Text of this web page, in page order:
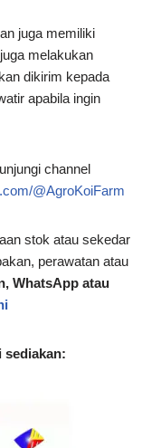
juga memiliki
melakukan
dikirim kepada
apabila ingin
channel
@AgroKoiFarm
stok atau sekedar
perawatan atau
WhatsApp atau
sediakan: